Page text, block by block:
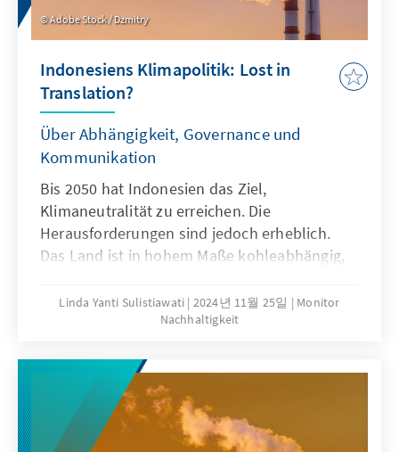
Adobe Stock / Dzmitry
Indonesiens Klimapolitik: Lost in
Translation?
Über Abhängigkeit, Governance und
Kommunikation
Bis 2050 hat Indonesien das Ziel,
Klimaneutralität zu erreichen. Die
Herausforderungen sind jedoch erheblich.
Das Land ist in hohem Maße kohleabhängig,
hinsichtlich der Exporterlöse. Der Ausstieg aus
fossilen Brennstoffen und die Umsetzung
umfassenden Ansatz, der nationale Politik in
die lokale Umsetzung integriert, finanzielle
und strukturelle Hindernisse überwindet und
auf internationale Zusammenarbeit setzt. Es
Linda Yanti Sulistiawati 2024년 11월 25일
Monitor
Nachhaltigkeit